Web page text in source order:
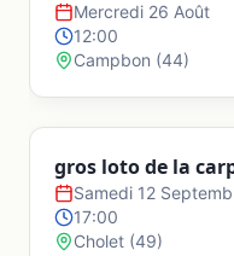
Bouin
Bournezeau
Mercredi 26 Août
12:00
Campbon (44)
gros loto de la
Samedi 12
17:00
Cholet (49)